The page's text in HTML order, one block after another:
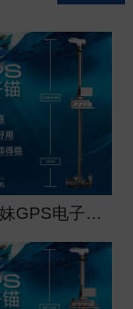
鲨鱼妹妹GPS电子锚（船用）大功率顶流机ss800